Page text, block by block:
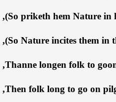
Thanne longen folk to